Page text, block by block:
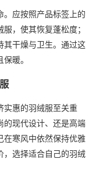
。应按照产品标签上的
，使其恢复蓬松度；
其干燥与卫生。通过这
暖。
实惠的羽绒服至关重
的现代设计、还是高端
在寒风中依然保持优雅
，选择适合自己的羽绒